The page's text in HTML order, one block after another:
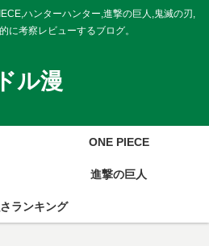
ハンターハンター,進撃の巨人,鬼滅の刃,
に考察レビューするブログ。
ドル漫
ONE PIECE
進撃の巨人
ランキング